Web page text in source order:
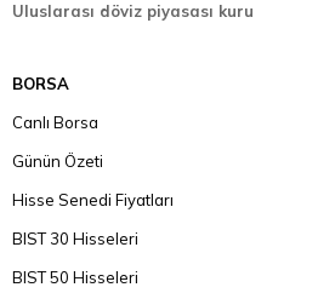
Uluslarası döviz piyasası kuru
BORSA
Canlı Borsa
Günün Özeti
Hisse Senedi Fiyatları
BIST 30 Hisseleri
BIST 50 Hisseleri